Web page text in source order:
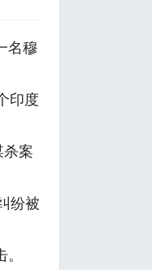
名穆
印度
杀案
纷被